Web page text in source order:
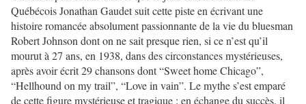
Québécois Jonathan Gaudetsuit cette piste en écrivantune
histoire romancée absolument passionnante de la vie du bluesman
Robert Johnson dont on ne sait presque rien, si ce n’est qu’il
mourut à 27 ans, en 1938, dans des circonstances mystérieuses,
après avoir écrit 29 chansons dont “Sweet home Chicago”,
“Hellhound on my trail”, “Love in vain”. Le mythe s’est emparé
de cette figure mystérieuse et tragique : en échange du succès, il